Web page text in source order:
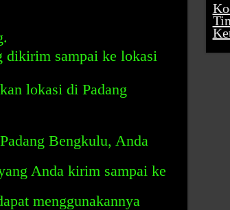
dikirim sampai ke lokasi
lokasi di Padang
Bengkulu, Anda
Anda kirim sampai ke
menggunakannya